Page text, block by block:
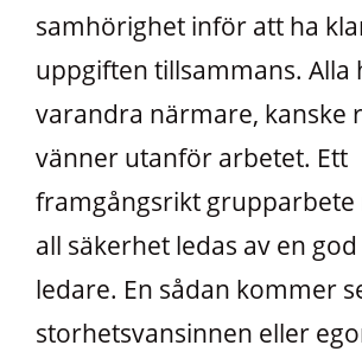
samhörighet inför att ha
uppgiften tillsammans.
varandra närmare, kanske
vänner utanför arbetet. Ett
framgångsrikt grupparbete
all säkerhet ledas av en
ledare. En sådan kommer
storhetsvansinnen eller